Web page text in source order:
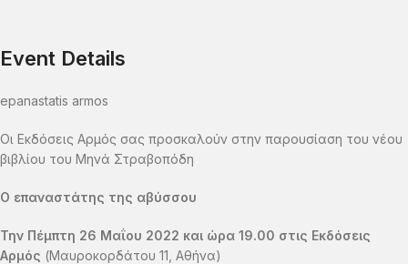
Event Details
epanastatis armos
Οι Εκδόσεις Αρμός σας προσκαλούν στην παρουσίαση του νέου
βιβλίου του Μηνά Στραβοπόδη
Ο επαναστάτης της αβύσσου
Την Πέμπτη 26 Μαΐου 2022 και ώρα 19.00 στις Εκδόσεις
Αρμός (Μαυροκορδάτου 11, Αθήνα)